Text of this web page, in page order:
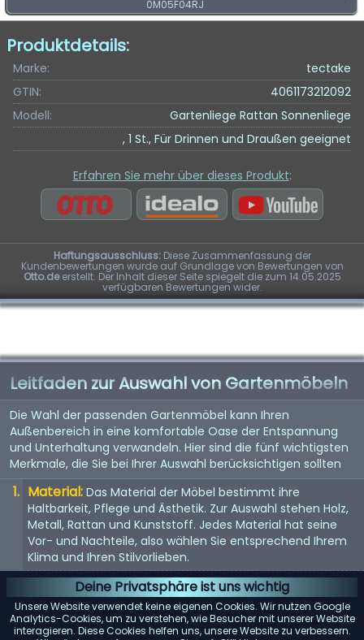
Deine Privatsphäre ist uns wichtig
Unsere Website verwendet keine eigenen Cookies. Wir nutzen Google
Analytics-Cookies, um zu verstehen, wie Besucher mit unserer Website
interagieren. Diese Cookies helfen uns, unsere Website zu verbessern.
0M05F04RJ
Produktdetails:
Marke:
tectake
GTIN:
4061173212092
Modell:
Gartenliege Rattan Sonnenliege
, 1 St., Für Drinnen und Draußen geeignet
Erfahren Sie mehr über dieses Produkt:
Haftungsausschluss:Diese Zusammenfassung der
Kundenbewertungen wurde auf Grundlage von Bewertungen von
Otto.deerstellt. Der Inhalt dieser Seite spiegelt die zum 14.05.2025
verfügbaren Bewertungen wider.
Leitfaden zur Auswahl von Gartenmöbeln
Die Wahl der passenden Gartenmöbel kann Ihren
Außenbereich in eine komfortable Oase der Entspannung
und Unterhaltung verwandeln. Hier sind die fünf wichtigsten
Merkmale, die Sie bei Ihrer Auswahl berücksichtigen sollten
Material: Das Material der Möbel bestimmt ihre
Haltbarkeit, Pflege und Ästhetik. Zur Auswahl stehen Holz,
Metall, Rattan und Kunststoff. Jedes Material hat seine
Vor- und Nachteile, also wählen Sie entsprechend Ihrem
Klima und Ihren Stilvorlieben.
Komfort: Komfort ist der Schlüssel, wenn es um
Gartenmöbel geht. Suchen Sie nach ergonomisch
gestalteten Stücken mit ausreichender Polsterung oder
der Möglichkeit, Kissen hinzuzufügen.